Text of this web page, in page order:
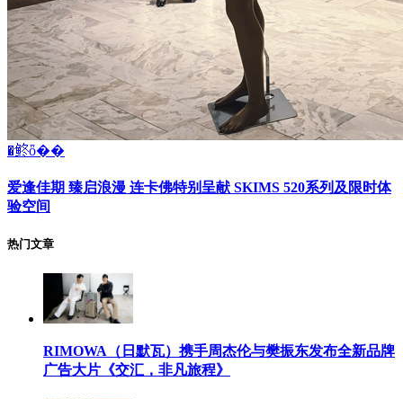
�鿴ȫ��
爱逢佳期 臻启浪漫 连卡佛特别呈献 SKIMS 520系列及限时体
验空间
热门文章
RIMOWA（日默瓦）携手周杰伦与樊振东发布全新品牌
广告大片《交汇，非凡旅程》